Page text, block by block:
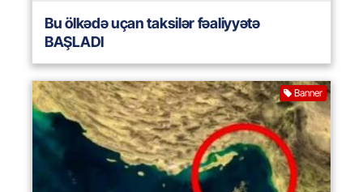
Bu ölkədə uçan taksilər fəaliyyətə
BAŞLADI
Banner